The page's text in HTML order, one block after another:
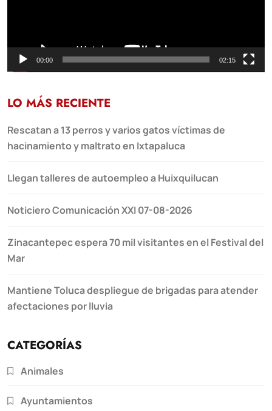
00:00 02:15
LO MÁS RECIENTE
Rescatan a 13 perros y varios gatos víctimas de
hacinamiento y maltrato en Ixtapaluca
Llegan talleres de autoempleo a Huixquilucan
Noticiero Comunicación XXI 07-08-2026
Zinacantepec espera 70 mil visitantes en el Festival del
Mar
Mantiene Toluca despliegue de brigadas para atender
afectaciones por lluvia
CATEGORÍAS
Animales
Ayuntamientos